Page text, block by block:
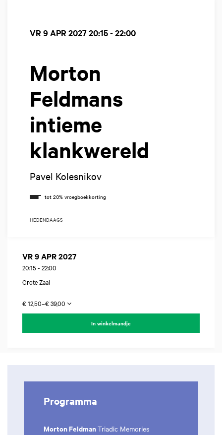
Morton
Feldmans
intieme
klankwereld
Pavel Kolesnikov
VR 9 APR 202720:15 - 22:00
HEDENDAAGS
VR 9 APR 2027
20:15 - 22:00
Grote Zaal
€ 12,50–€ 39,00
In winkelmandje
Programma
Morton FeldmanTriadic Memories